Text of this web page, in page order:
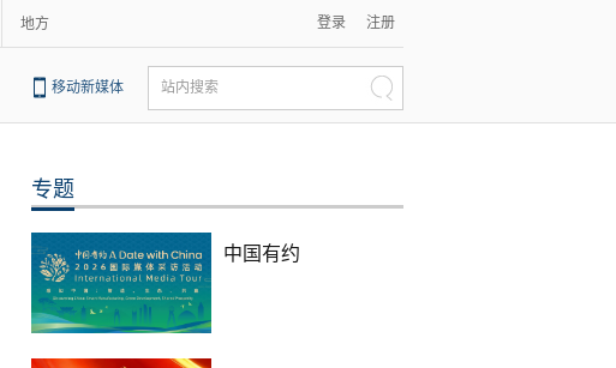
地方 登录 注册
移动新媒体 站内搜索
专题
中国有约